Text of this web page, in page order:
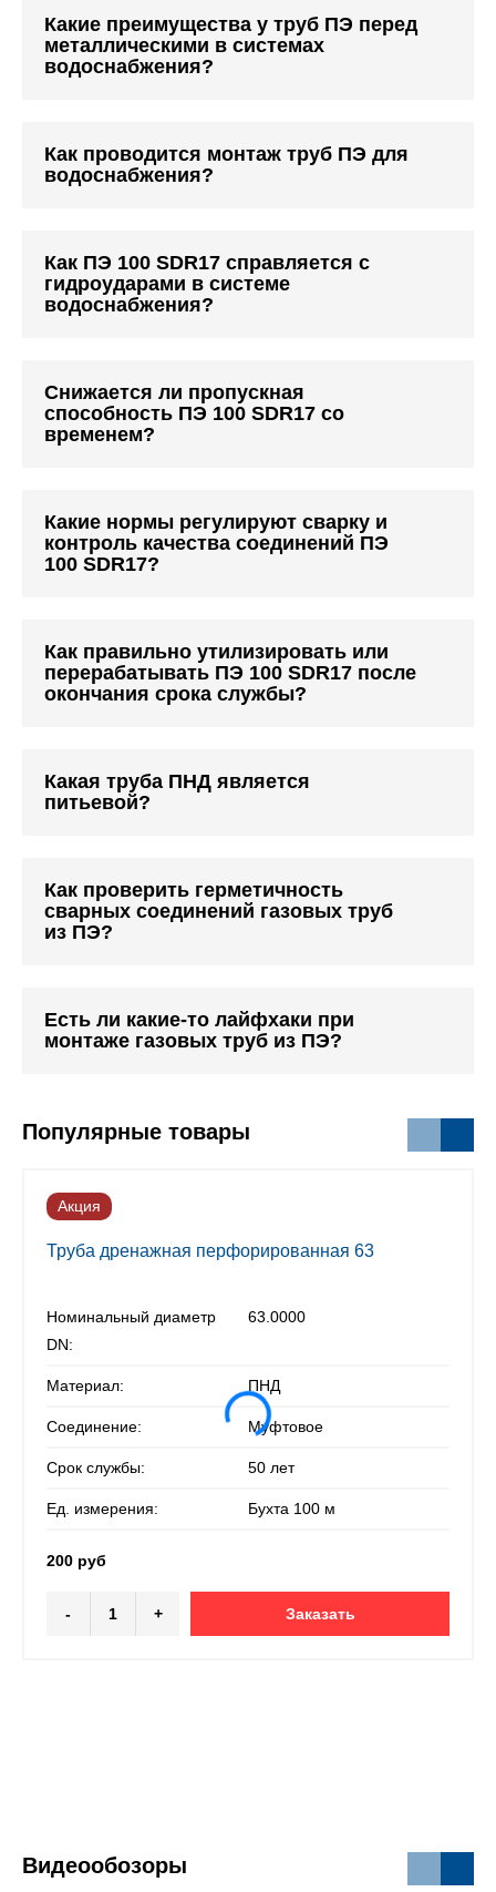
Какие преимущества у труб ПЭ перед
металлическими в системах
водоснабжения?
Как проводится монтаж труб ПЭ для
водоснабжения?
Как ПЭ 100 SDR17 справляется с
гидроударами в системе
водоснабжения?
Снижается ли пропускная
способность ПЭ 100 SDR17 со
временем?
Какие нормы регулируют сварку и
контроль качества соединений ПЭ
100 SDR17?
Как правильно утилизировать или
перерабатывать ПЭ 100 SDR17 после
окончания срока службы?
Какая труба ПНД является
питьевой?
Как проверить герметичность
сварных соединений газовых труб
из ПЭ?
Есть ли какие-то лайфхаки при
монтаже газовых труб из ПЭ?
Популярные товары
Акция
Труба дренажная перфорированная 63
Номинальный диаметр
DN:
63.0000
Материал: ПНД
Соединение: Муфтовое
Срок службы: 50 лет
Ед. измерения: Бухта 100 м
200 руб
- + Заказать
Видеообозоры